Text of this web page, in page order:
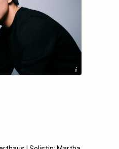
© Christoph_Koestlin_DG